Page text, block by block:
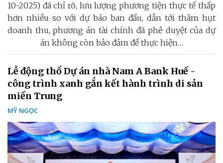
10-2025) đã chỉ rõ, lưu lượng phương tiện thực tế thấp
hơn nhiều so với dự báo ban đầu, dẫn tới thâm hụt
doanh thu, phương án tài chính đã phê duyệt của dự
án không còn bảo đảm để thực hiện…
Lễ động thổ Dự án nhà Nam A Bank Huế -
công trình xanh gắn kết hành trình di sản
miền Trung
MỸ NGỌC